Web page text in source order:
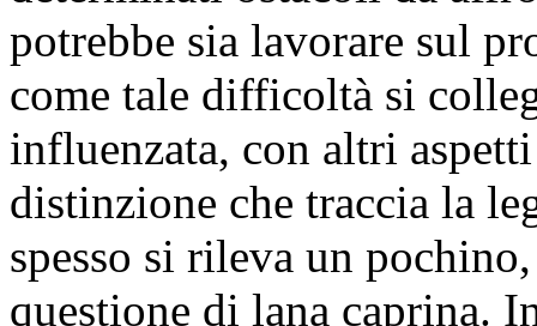
potrebbe sia lavorare sul
come tale difficoltà si
influenzata, con altri
distinzione che traccia la
spesso si rileva un
questione di lana caprina.